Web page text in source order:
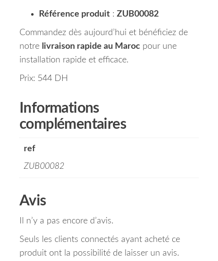
Référence produit : ZUB00082
Commandez dès aujourd’hui et bénéficiez de
notre livraison rapide au Maroc pour une
installation rapide et efficace.
Prix: 544 DH
Informations
complémentaires
ref
ZUB00082
Avis
Il n’y a pas encore d’avis.
Seuls les clients connectés ayant acheté ce
produit ont la possibilité de laisser un avis.